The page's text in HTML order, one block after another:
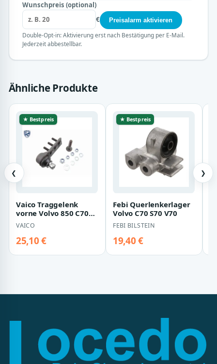
Wunschpreis (optional)
€
Preisalarm aktivieren
Double-Opt-in: Aktivierung erst nach Bestätigung per E-Mail.
Jederzeit abbestellbar.
Ähnliche Produkte
❮
★ Bestpreis
Vaico Traggelenk
vorne Volvo 850 C70
S70 V70
VAICO
25,10 €
★ Bestpreis
Febi Querlenkerlager
Volvo C70 S70 V70
FEBI BILSTEIN
19,40 €
❯